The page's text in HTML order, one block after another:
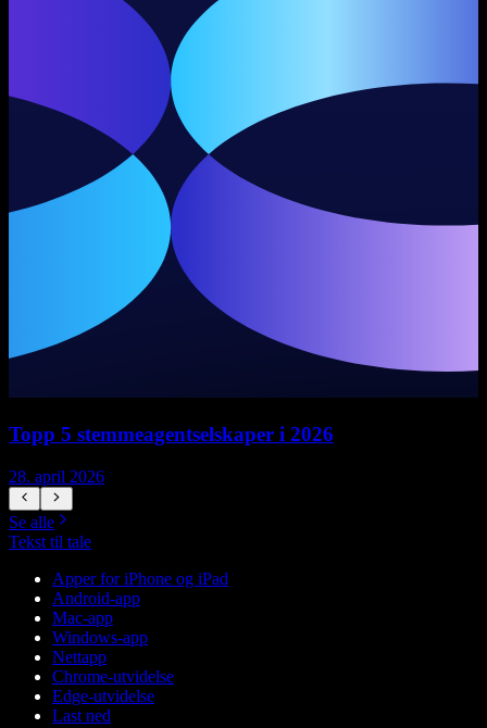
Topp 5 stemmeagentselskaper i 2026
28. april 2026
Se alle
Tekst til tale
Apper for iPhone og iPad
Android-app
Mac-app
Windows-app
Nettapp
Chrome-utvidelse
Edge-utvidelse
Last ned